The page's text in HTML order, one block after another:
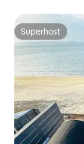
Estacionamento
Superhost
Superhost